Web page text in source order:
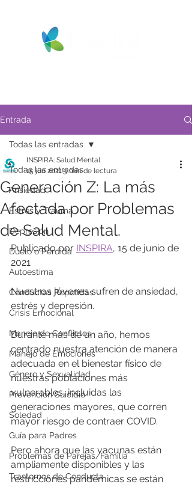
Entrada
Todas las entradas
Ansiedad
Estrés y Trauma
Depresión
Duelo o Pérdida
Autoestima
Conductas Repetidas
Crisis Emocional
Manejo de Conflictos
Manejo de Emociones
Género y Sexualidad
Prevención Suicidio
Soledad
Guía para Padres
Problemas de Parejas/Familia
Trastornos de Conducta
Todas las entradas
Generación Z: La más
Afectada por Problemas
de Salud Mental.
INSPIRA: Salud Mental
15 jun 20215 min de lectura
Publicado por INSPIRA, 15 de junio de
2021
Nuestros jóvenes sufren de ansiedad,
estrés y depresión.
Durante más de un año, hemos
centrado nuestra atención de manera
adecuada en el bienestar físico de
nuestras poblaciones más
vulnerables, incluidas las
generaciones mayores, que corren
mayor riesgo de contraer COVID.
Pero ahora que las vacunas están
ampliamente disponibles y las
restricciones pandémicas se están